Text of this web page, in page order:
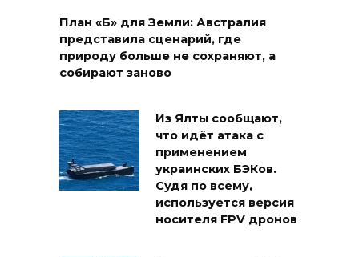
План «Б» для Земли: Австралия
представила сценарий, где
природу больше не сохраняют, а
собирают заново
Из Ялты сообщают,
что идёт атака с
применением
украинских БЭКов.
Судя по всему,
используется версия
носителя FPV дронов